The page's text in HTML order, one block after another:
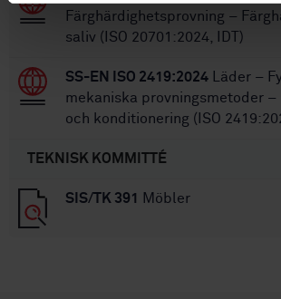
Färghärdighetsprovning –
saliv (ISO 20701:2024, IDT)
SS-EN ISO 2419:2024 Läder –
mekaniska provningsmetoder –
och konditionering (ISO
TEKNISK KOMMITTÉ
SIS/TK 391 Möbler